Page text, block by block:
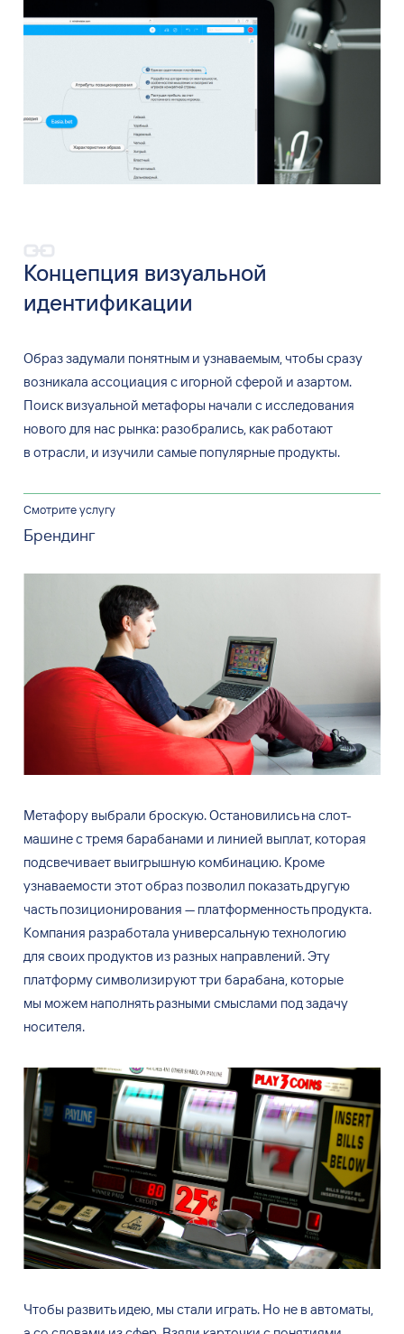
Концепция визуальной
идентификации
Образ задумали понятным и узнаваемым, чтобы сразу
возникала ассоциация с игорной сферой и азартом.
Поиск визуальной метафоры начали с исследования
нового для нас рынка: разобрались, как работают
в отрасли, и изучили самые популярные продукты.
Смотрите услугу
Брендинг
Метафору выбрали броскую. Остановились на слот-
машине стремя барабанами и линией выплат, которая
подсвечивает выигрышную комбинацию. Кроме
узнаваемости этот образ позволил показать другую
часть позиционирования — платформенность продукта.
Компания разработала универсальную технологию
для своих продуктов из разных направлений. Эту
платформу символизируют три барабана, которые
мы можем наполнять разными смыслами под задачу
носителя.
Чтобы развить идею, мы стали играть. Но не в автоматы,